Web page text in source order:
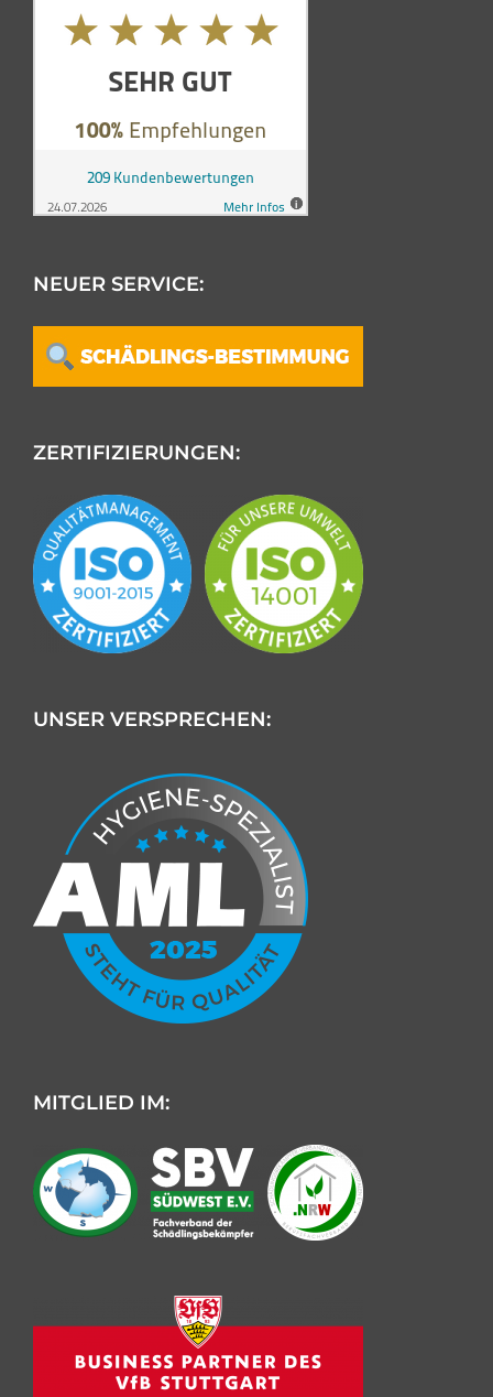
NEUER SERVICE:
ZERTIFIZIERUNGEN:
UNSER VERSPRECHEN:
MITGLIED IM:
Kundenbewertungen und Erfahrungen zu
AML Schädlingsbekämpfung